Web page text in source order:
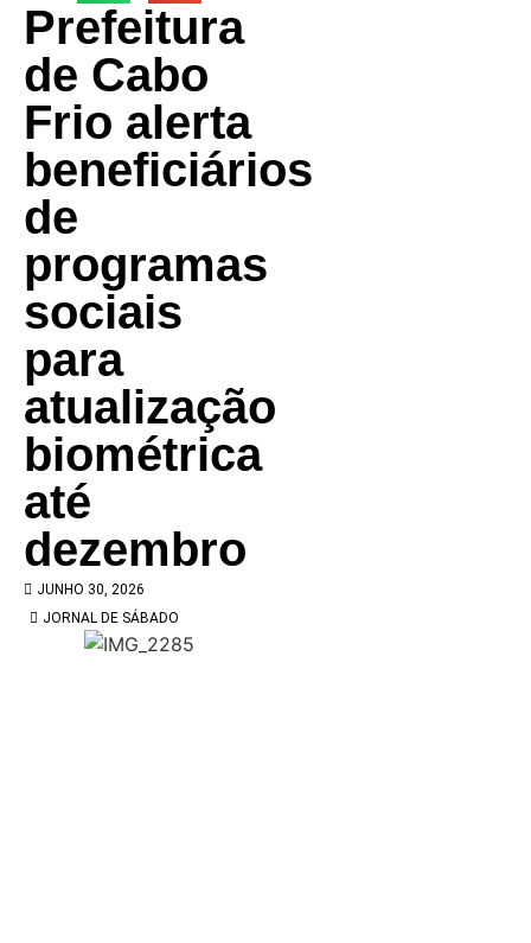
Prefeitura
de Cabo
Frio alerta
beneficiários
de
programas
sociais
para
atualização
biométrica
até
dezembro
JUNHO 30, 2026
JORNAL DE SÁBADO